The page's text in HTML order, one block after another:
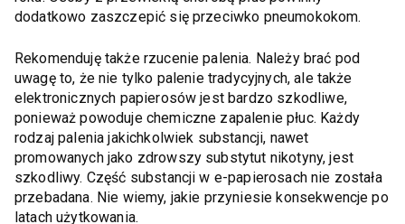
dodatkowo zaszczepić się przeciwko pneumokokom.
Rekomenduję także rzucenie palenia. Należy brać pod
uwagę to, że nie tylko palenie tradycyjnych, ale także
elektronicznych papierosów jest bardzo szkodliwe,
ponieważ powoduje chemiczne zapalenie płuc. Każdy
rodzaj palenia jakichkolwiek substancji, nawet
promowanych jako zdrowszy substytut nikotyny, jest
szkodliwy. Część substancji w e-papierosach nie została
przebadana. Nie wiemy, jakie przyniesie konsekwencje po
latach użytkowania.